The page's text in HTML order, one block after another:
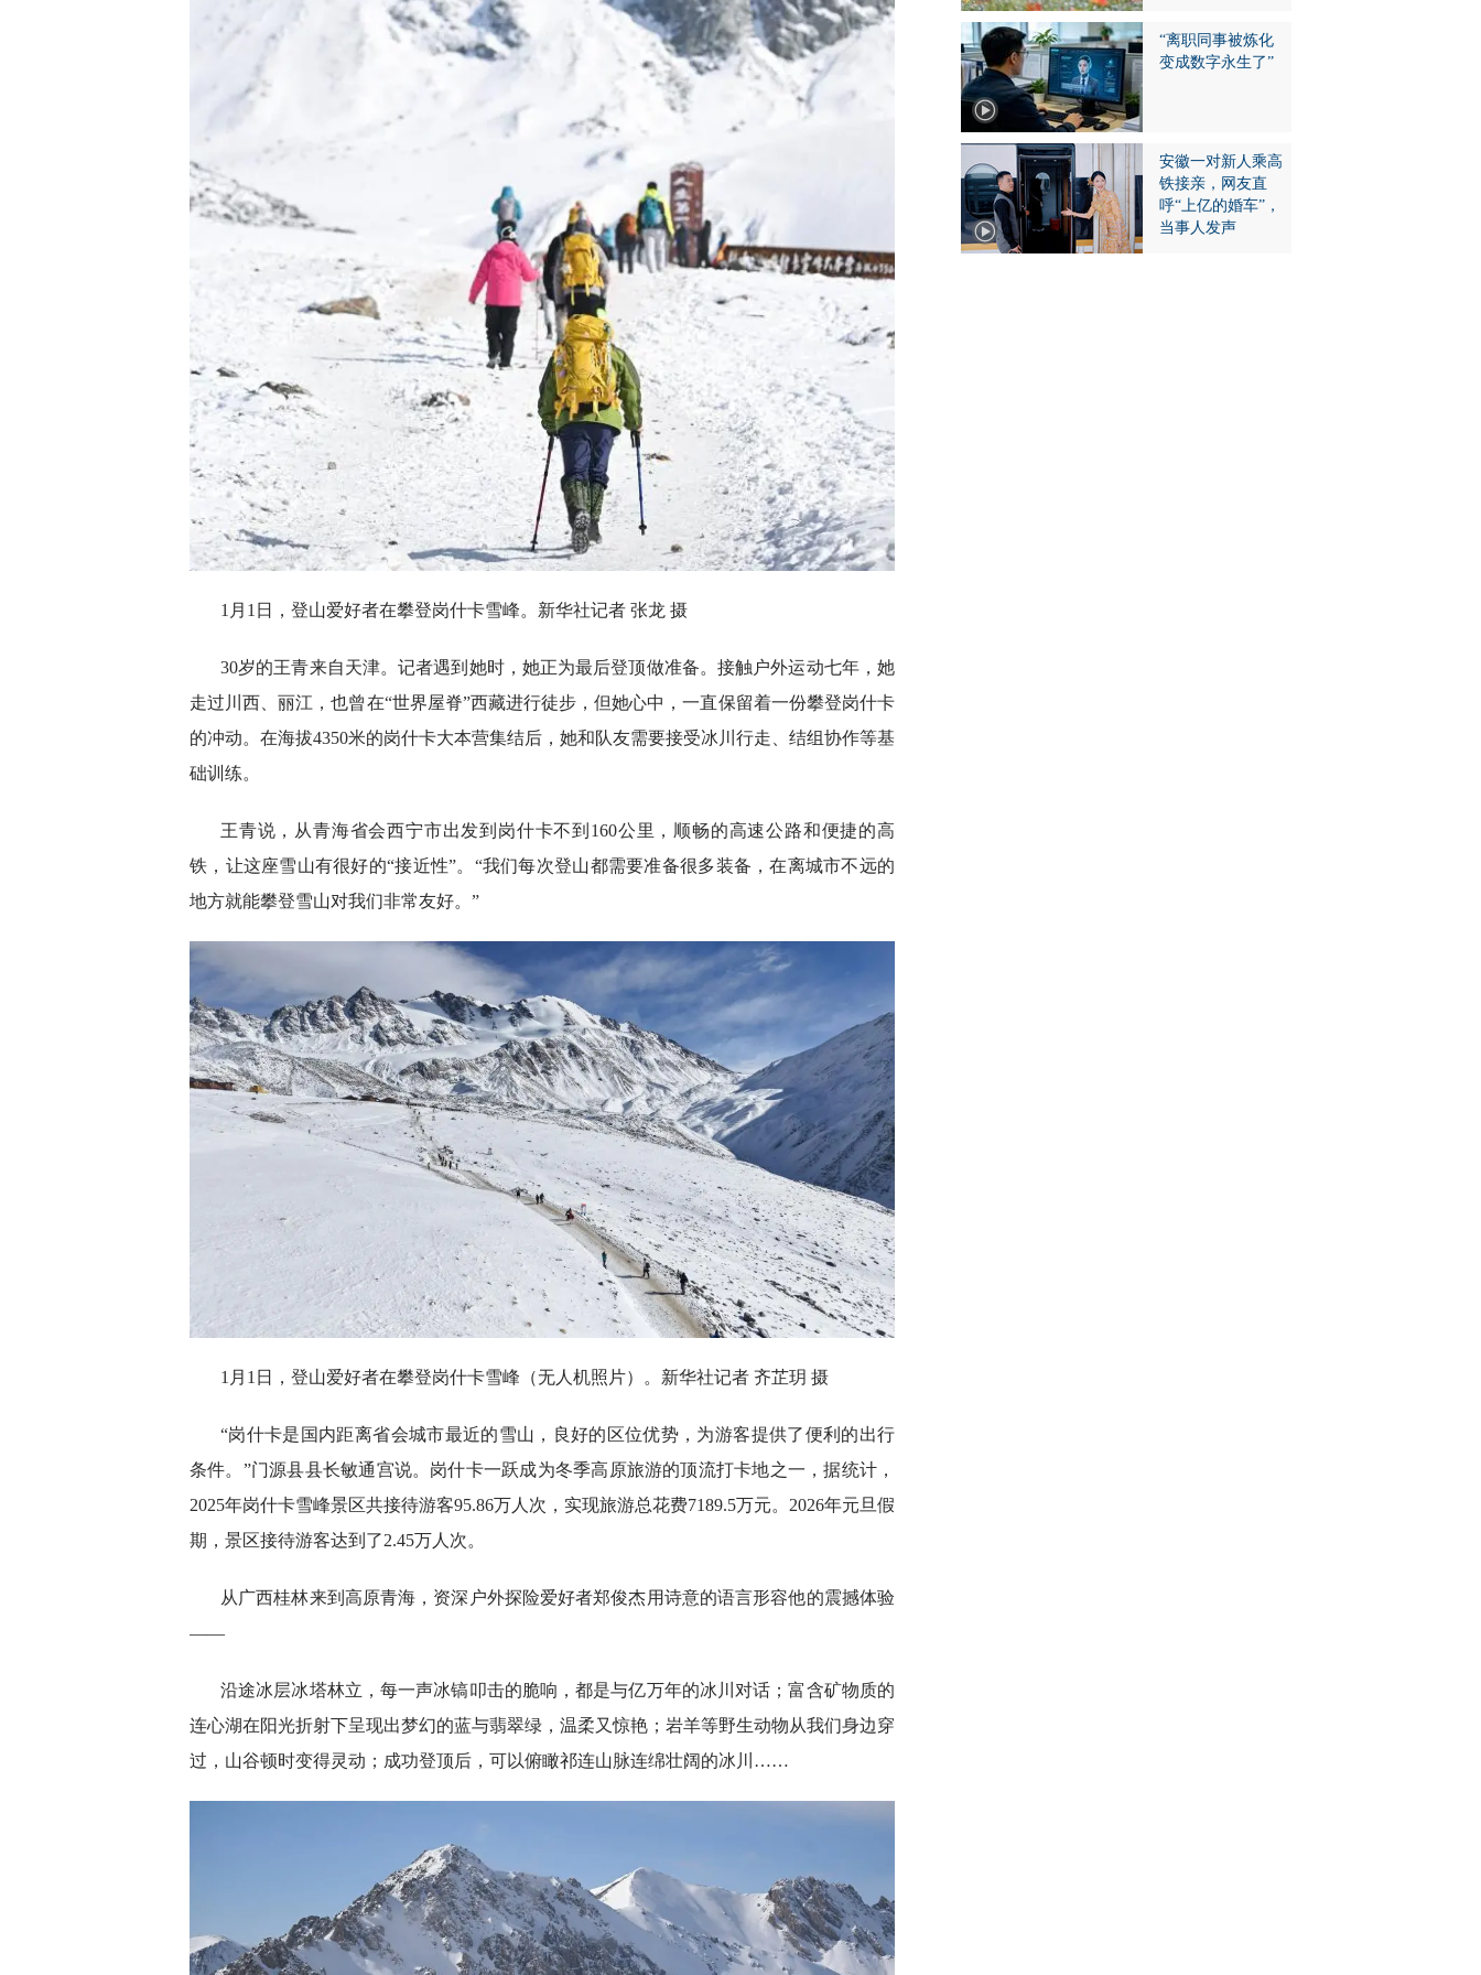
1月1日，登山爱好者在攀登岗什卡雪峰。新华社记者 张龙 摄
30岁的王青来自天津。记者遇到她时，她正为最后登顶做准备。接触户外运动七年，她
走过川西、丽江，也曾在“世界屋脊”西藏进行徒步，但她心中，一直保留着一份攀登岗什卡
的冲动。在海拔4350米的岗什卡大本营集结后，她和队友需要接受冰川行走、结组协作等基
础训练。
王青说，从青海省会西宁市出发到岗什卡不到160公里，顺畅的高速公路和便捷的高
铁，让这座雪山有很好的“接近性”。“我们每次登山都需要准备很多装备，在离城市不远的
地方就能攀登雪山对我们非常友好。”
1月1日，登山爱好者在攀登岗什卡雪峰（无人机照片）。新华社记者 齐芷玥 摄
“岗什卡是国内距离省会城市最近的雪山，良好的区位优势，为游客提供了便利的出行
条件。”门源县县长敏通宫说。岗什卡一跃成为冬季高原旅游的顶流打卡地之一，据统计，
2025年岗什卡雪峰景区共接待游客95.86万人次，实现旅游总花费7189.5万元。2026年元旦假
期，景区接待游客达到了2.45万人次。
从广西桂林来到高原青海，资深户外探险爱好者郑俊杰用诗意的语言形容他的震撼体验
——
沿途冰层冰塔林立，每一声冰镐叩击的脆响，都是与亿万年的冰川对话；富含矿物质的
连心湖在阳光折射下呈现出梦幻的蓝与翡翠绿，温柔又惊艳；岩羊等野生动物从我们身边穿
过，山谷顿时变得灵动；成功登顶后，可以俯瞰祁连山脉连绵壮阔的冰川……
“离职同事被炼化
变成数字永生了”
安徽一对新人乘高
铁接亲，网友直
呼“上亿的婚车”，
当事人发声